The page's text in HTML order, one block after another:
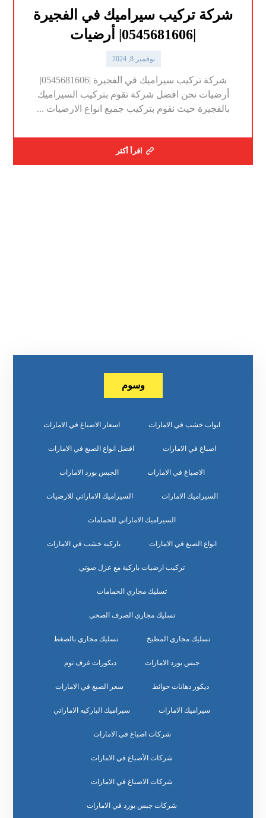
شركة تركيب سيراميك في الفجيرة
|0545681606| أرضيات
نوفمبر 8, 2024
شركة تركيب سيراميك في الفجيرة |0545681606|
أرضيات نحن افضل شركة تقوم بتركيب السيراميك
بالفجيرة حيث نقوم بتركيب جميع انواع الارضيات ...
اقرأ أكثر
وسوم
ابواب خشب في الامارات اسعار الاصباغ في الامارات
اصباغ في الامارات افضل انواع الصبغ في الامارات
الاصباغ في الامارات الجبس بورد الامارات
السيراميك الامارات السيراميك الاماراتي للارضيات
السيراميك الاماراتي للحمامات
انواع الصبغ في الامارات باركيه خشب في الامارات
تركيب ارضيات باركية مع عزل صوتي
تسليك مجاري الحمامات
تسليك مجاري الصرف الصحي
تسليك مجاري المطبخ تسليك مجاري بالضغط
جبس بورد الامارات ديكورات غرف نوم
ديكور دهانات حوائط سعر الصبغ في الامارات
سيراميك الامارات سيراميك الباركيه الاماراتي
شركات اصباغ في الامارات
شركات الأصباغ في الامارات
شركات الاصباغ في الامارات
شركات جبس بورد في الامارات